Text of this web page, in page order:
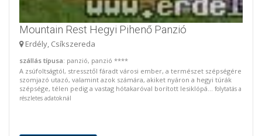
Mountain Rest Hegyi Pihenő Panzió
Erdély, Csíkszereda
szállás típusa: panzió, panzió ****
A zsúfoltságtól, stressztől fáradt városi ember, a természet szépségére
szomjazó utazó, valamint azok számára, akiket nyáron a hegyi túrák
szépsége, télen pedig a vastag hótakaróval borított lesiklópá... folytatás a
részletes adatoknál